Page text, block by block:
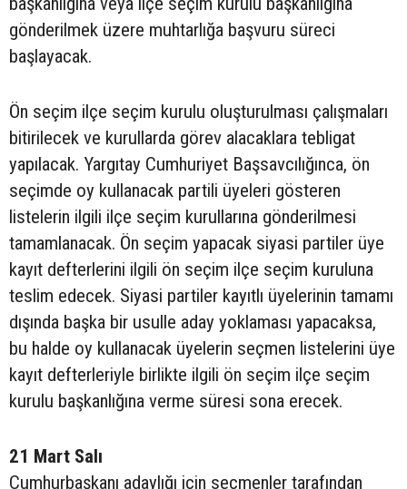
gönderilmek üzere muhtarlığa başvuru süreci
başlayacak.
Ön seçim ilçe seçim kurulu oluşturulması çalışmaları
bitirilecek ve kurullarda görev alacaklara tebligat
yapılacak. Yargıtay Cumhuriyet Başsavcılığınca, ön
seçimde oy kullanacak partili üyeleri gösteren
listelerin ilgili ilçe seçim kurullarına gönderilmesi
tamamlanacak. Ön seçim yapacak siyasi partiler üye
kayıt defterlerini ilgili ön seçim ilçe seçim kuruluna
teslim edecek. Siyasi partiler kayıtlı üyelerinin tamamı
dışında başka bir usulle aday yoklaması yapacaksa,
bu halde oy kullanacak üyelerin seçmen listelerini üye
kayıt defterleriyle birlikte ilgili ön seçim ilçe seçim
kurulu başkanlığına verme süresi sona erecek.
21 Mart Salı
Cumhurbaşkanı adaylığı için seçmenler tarafından